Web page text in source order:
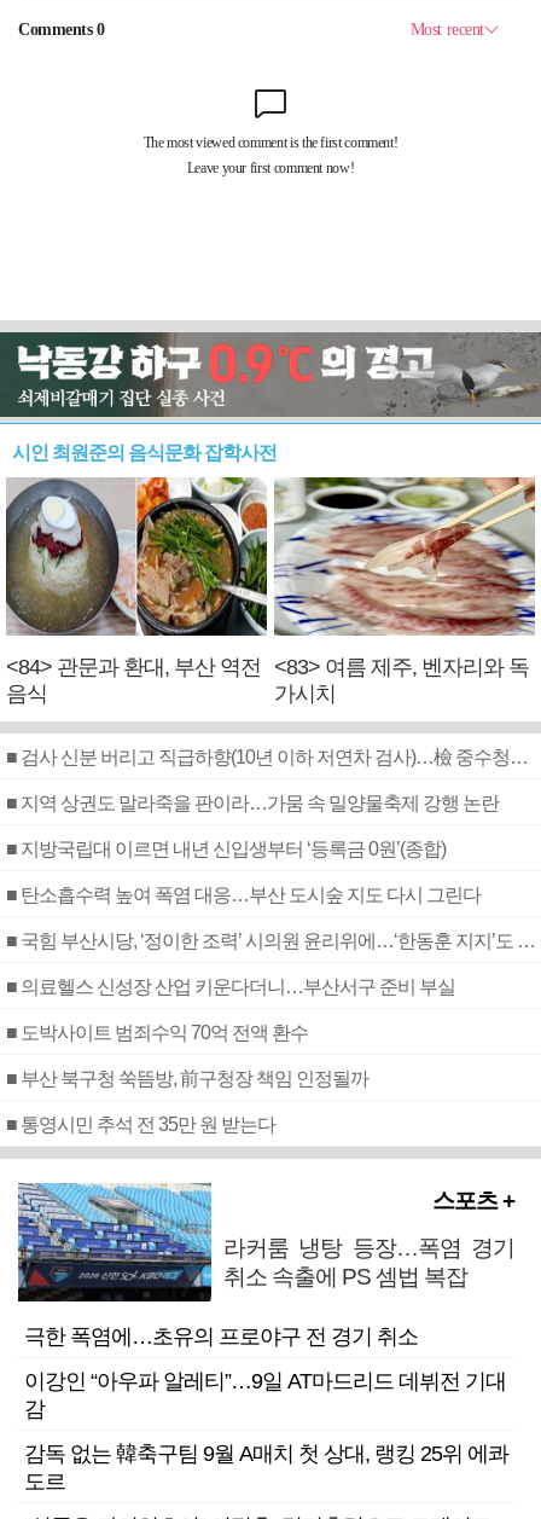
시인 최원준의 음식문화 잡학사전
<84> 관문과 환대, 부산 역전
음식
<83> 여름 제주, 벤자리와 독
가시치
■ 검사 신분 버리고 직급하향(10년 이하 저연차 검사)…檢 중수청행 기피
■ 지역 상권도 말라죽을 판이라…가뭄 속 밀양물축제 강행 논란
■ 지방국립대 이르면 내년 신입생부터 ‘등록금 0원’(종합)
■ 탄소흡수력 높여 폭염 대응…부산 도시숲 지도 다시 그린다
■ 국힘 부산시당, ‘정이한 조력’ 시의원 윤리위에…‘한동훈 지지’도 신고접수
■ 의료헬스 신성장 산업 키운다더니…부산서구 준비 부실
■ 도박사이트 범죄수익 70억 전액 환수
■ 부산 북구청 쑥뜸방, 前구청장 책임 인정될까
■ 통영시민 추석 전 35만 원 받는다
스포츠 +
라커룸 냉탕 등장…폭염 경기
취소 속출에 PS 셈법 복잡
극한 폭염에…초유의 프로야구 전 경기 취소
이강인 “아우파 알레티”…9일 AT마드리드 데뷔전 기대
감
감독 없는 韓축구팀 9월 A매치 첫 상대, 랭킹 25위 에콰
도르